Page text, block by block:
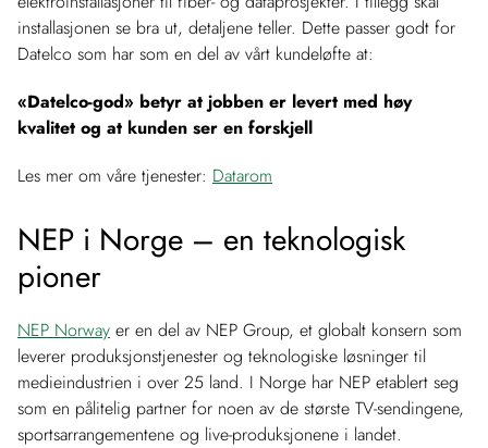
installasjonen se bra ut, detaljene teller. Dette passer godt for
Datelco som har som en del av vårt kundeløfte at:
«Datelco-god» betyr at jobben er levert med høy
kvalitet og at kunden ser en forskjell
Les mer om våre tjenester: Datarom
NEP i Norge – en teknologisk
pioner
NEP Norway er en del av NEP Group, et globalt konsern som
leverer produksjonstjenester og teknologiske løsninger til
medieindustrien i over 25 land. I Norge har NEP etablert seg
som en pålitelig partner for noen av de største TV-sendingene,
sportsarrangementene og live-produksjonene i landet.